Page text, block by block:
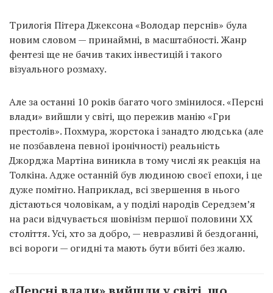
Трилогія Пітера Джексона «Володар перснів» була
новим словом — принаймні, в масштабності. Жанр
фентезі ще не бачив таких інвестицій і такого
візуального розмаху.
Але за останні 10 років багато чого змінилося. «Персні
влади» вийшли у світі, що пережив манію «Гри
престолів». Похмура, жорстока і занадто людська (але
не позбавлена певної іронічності) реальність
Джорджа Мартіна виникла в тому числі як реакція на
Толкіна. Адже останній був людиною своєї епохи, і це
дуже помітно. Наприклад, всі звершення в нього
дістаються чоловікам, а у поділі народів Середзем’я
на раси відчувається шовінізм першої половини ХХ
століття. Усі, хто за добро, — невразливі й бездоганні,
всі вороги — огидні та мають бути вбиті без жалю.